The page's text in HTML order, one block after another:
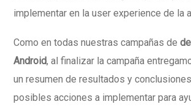
implementar en la user experience de la
Como en todas nuestras campañas de
Android, al finalizar la campaña
un resumen de resultados y
posibles acciones a implementar para